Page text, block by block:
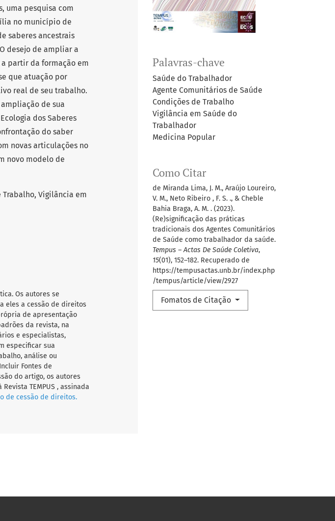
Palavras-chave
Saúde do Trabalhador
Agente Comunitários de Saúde
Condições de Trabalho
Vigilância em Saúde do
Trabalhador
Medicina Popular
Como Citar
de Miranda Lima, J. M., Araújo Loureiro,
V. M., Neto Ribeiro , F. S. ., & Cheble
Bahia Braga, A. M. . (2023).
(Re)significação das práticas
tradicionais dos Agentes Comunitários
de Saúde como trabalhador da saúde.
Tempus – Actas De Saúde Coletiva,
15(01), 152–182. Recuperado de
https://tempusactas.unb.br/index.php
/tempus/article/view/2927
Fomatos de Citação
uma pesquisa com
no município de
saberes ancestrais
desejo de ampliar a
partir da formação em
que atuação por
real de seu trabalho.
de sua
dos Saberes
do saber
novas articulações no
novo modelo de
Trabalho, Vigilância em
Os autores se
eles a cessão de direitos
de apresentação
da revista, na
e especialistas,
especificar sua
análise ou
Fontes de
do artigo, os autores
TEMPUS , assinada
de cessão de direitos.